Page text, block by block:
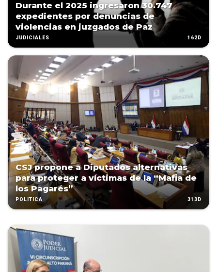
Durante el 2025 ingresaron 30.747
expedientes por denuncias de
violencias en juzgados de Paz
JUDICIALES 162D
CSJ propone a Diputados alternativas
para proteger a víctimas de la “Mafia de
los Pagarés”
POLÍTICA 313D